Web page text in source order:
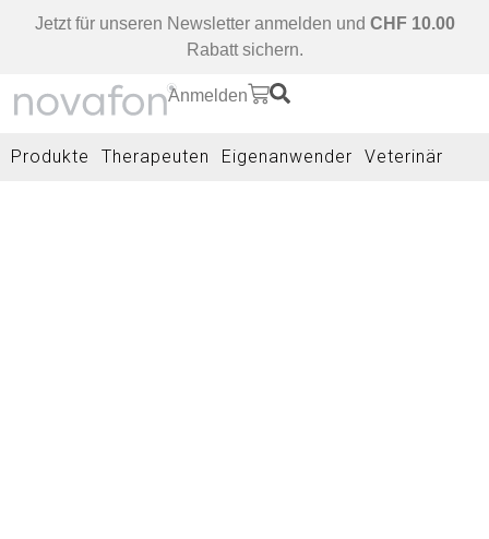
Jetzt für unseren Newsletter anmelden und CHF 10.00
Rabatt sichern.
Anmelden
Produkte Therapeuten Eigenanwender Veterinär